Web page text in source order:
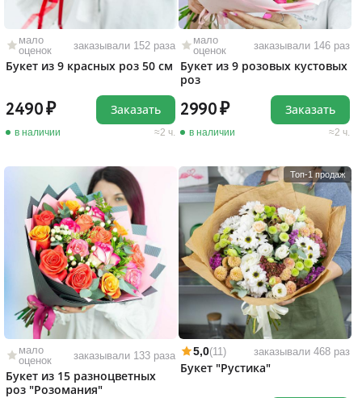
мало
оценок
заказывали 152 раза
Букет из 9 красных роз 50 см
2490
в наличии 2 ч.
Заказать
мало
оценок
заказывали 146 раз
Букет из 9 розовых кустовых
роз
2990
в наличии 2 ч.
Заказать
мало
оценок
заказывали 133 раза
Букет из 15 разноцветных
роз "Розомания"
Топ-1 продаж
5,0(11) заказывали 468 раз
Букет "Рустика"